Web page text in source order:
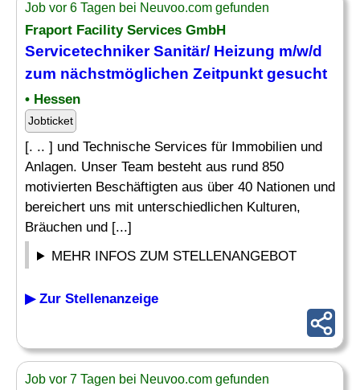
Job vor 6 Tagen bei Neuvoo.com gefunden
Fraport Facility Services GmbH
Servicetechniker Sanitär/ Heizung m/w/d
zum nächstmöglichen Zeitpunkt gesucht
• Hessen
Jobticket
[. .. ] und Technische Services für Immobilien und
Anlagen. Unser Team besteht aus rund 850
motivierten Beschäftigten aus über 40 Nationen und
bereichert uns mit unterschiedlichen Kulturen,
Bräuchen und [...]
MEHR INFOS ZUM STELLENANGEBOT
▶ Zur Stellenanzeige
Job vor 7 Tagen bei Neuvoo.com gefunden